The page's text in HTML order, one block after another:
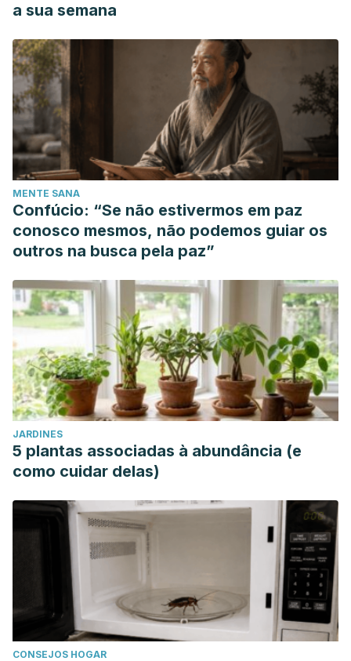
a sua semana
MENTE SANA
Confúcio: “Se não estivermos em paz
conosco mesmos, não podemos guiar os
outros na busca pela paz”
JARDINES
5 plantas associadas à abundância (e
como cuidar delas)
CONSEJOS HOGAR